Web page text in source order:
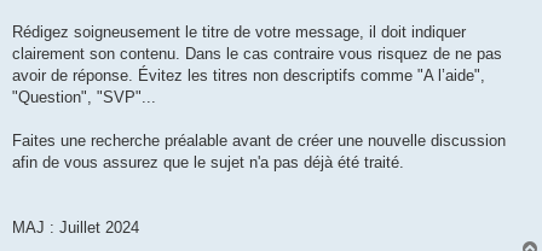
Rédigez soigneusement le titre de votre message, il doit indiquer
clairement son contenu. Dans le cas contraire vous risquez de ne pas
avoir de réponse. Évitez les titres non descriptifs comme "A l’aide",
"Question", "SVP"...
Faites une recherche préalable avant de créer une nouvelle discussion
afin de vous assurez que le sujet n'a pas déjà été traité.
MAJ : Juillet 2024